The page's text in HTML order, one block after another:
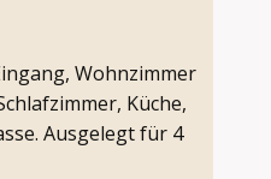
Wohnzimmer
Küche,
Ausgelegt für 4